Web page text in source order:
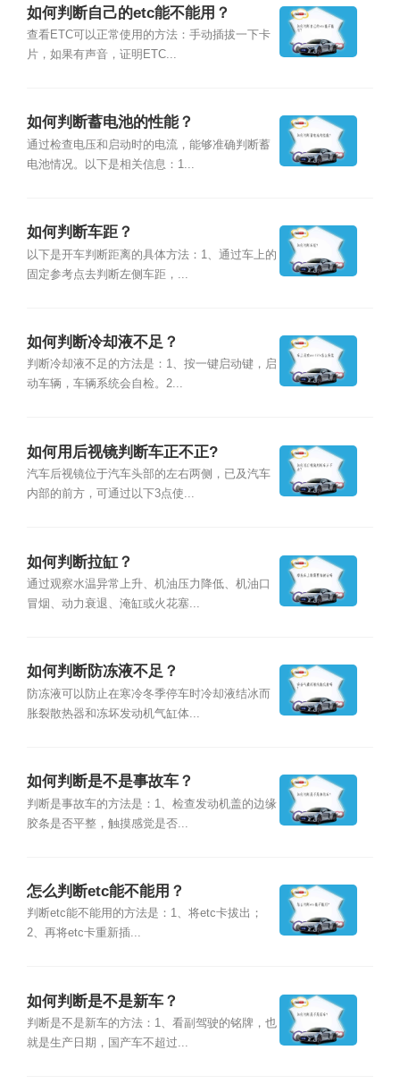
如何判断自己的etc能不能用？
查看ETC可以正常使用的方法：手动插拔一下卡
片，如果有声音，证明ETC...
如何判断蓄电池的性能？
通过检查电压和启动时的电流，能够准确判断蓄
电池情况。以下是相关信息：1...
如何判断车距？
以下是开车判断距离的具体方法：1、通过车上的
固定参考点去判断左侧车距，...
如何判断冷却液不足？
判断冷却液不足的方法是：1、按一键启动键，启
动车辆，车辆系统会自检。2...
如何用后视镜判断车正不正?
汽车后视镜位于汽车头部的左右两侧，已及汽车
内部的前方，可通过以下3点使...
如何判断拉缸？
通过观察水温异常上升、机油压力降低、机油口
冒烟、动力衰退、淹缸或火花塞...
如何判断防冻液不足？
防冻液可以防止在寒冷冬季停车时冷却液结冰而
胀裂散热器和冻坏发动机气缸体...
如何判断是不是事故车？
判断是事故车的方法是：1、检查发动机盖的边缘
胶条是否平整，触摸感觉是否...
怎么判断etc能不能用？
判断etc能不能用的方法是：1、将etc卡拔出；
2、再将etc卡重新插...
如何判断是不是新车？
判断是不是新车的方法：1、看副驾驶的铭牌，也
就是生产日期，国产车不超过...